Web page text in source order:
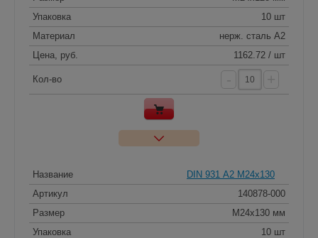
Упаковка
10 шт
Материал
нерж. сталь A2
Цена, руб.
1162.72 / шт
Кол-во
Название
DIN 931 А2 M24x130
Артикул
140878-000
Размер
M24x130 мм
Упаковка
10 шт